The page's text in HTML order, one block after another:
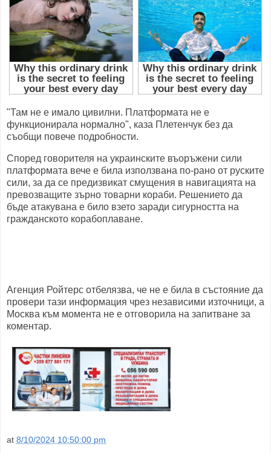
"Там не е имало цивилни. Платформата не е
функционирала нормално", каза Плетенчук без да
съобщи повече подробности.
Според говорителя на украинските въоръжени сили
платформата вече е била използвана по-рано от руските
сили, за да се предизвикат смущения в навигацията на
превозващите зърно товарни кораби. Решението да
бъде атакувана е било взето заради сигурността на
гражданското корабоплаване.
Агенция Ройтерс отбелязва, че не е била в състояние да
провери тази информация чрез независими източници, а
Москва към момента не е отговорила на запитване за
коментар.
at 8/10/2024 10:50:00 pm